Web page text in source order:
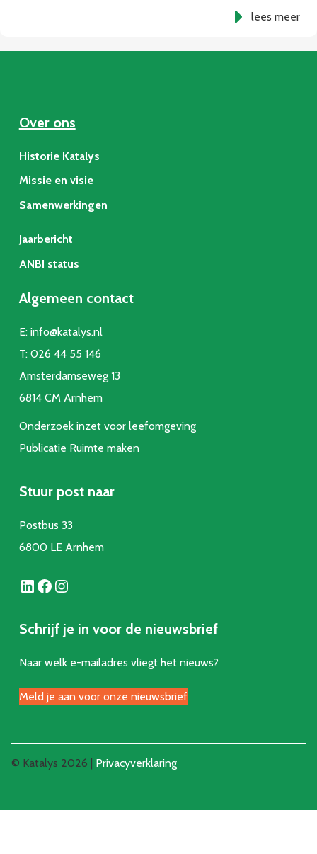
lees meer
Over ons
Historie Katalys
Missie en visie
Samenwerkingen
Jaarbericht
ANBI status
Algemeen contact
E: info@katalys.nl
T: 026 44 55 146
Amsterdamseweg 13
6814 CM Arnhem
Onderzoek inzet voor leefomgeving
Publicatie Ruimte maken
Stuur post naar
Postbus 33
6800 LE Arnhem
LinkedIn Facebook Instagram
Schrijf je in voor de nieuwsbrief
Naar welk e-mailadres vliegt het nieuws?
Meld je aan voor onze nieuwsbrief
© Katalys 2026 | Privacyverklaring